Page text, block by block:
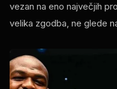
vezan na eno največjih
velika zgodba, ne glede